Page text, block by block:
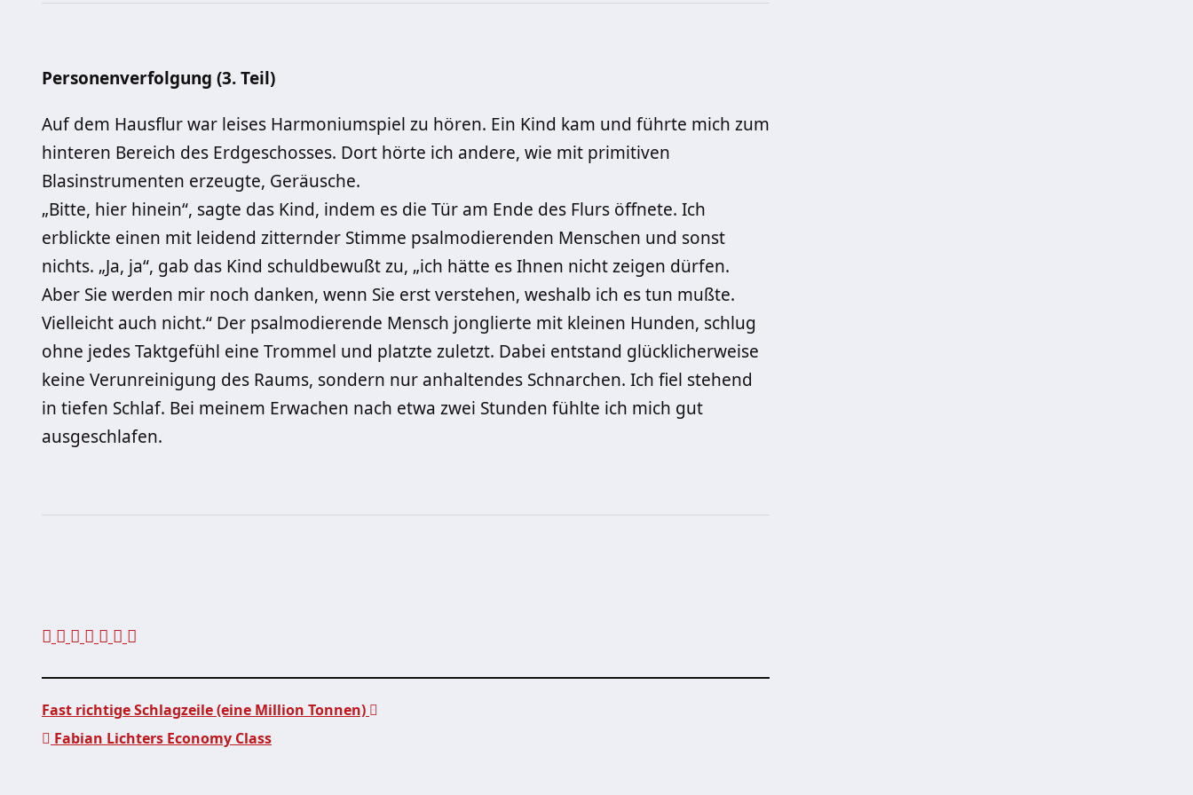
Personenverfolgung (3. Teil)
Auf dem Hausflur war leises Harmoniumspiel zu hören. Ein Kind kam und führte mich zum
hinteren Bereich des Erdgeschosses. Dort hörte ich andere, wie mit primitiven
Blasinstrumenten erzeugte, Geräusche.
„Bitte, hier hinein“, sagte das Kind, indem es die Tür am Ende des Flurs öffnete. Ich
erblickte einen mit leidend zitternder Stimme psalmodierenden Menschen und sonst
nichts. „Ja, ja“, gab das Kind schuldbewußt zu, „ich hätte es Ihnen nicht zeigen dürfen.
Aber Sie werden mir noch danken, wenn Sie erst verstehen, weshalb ich es tun mußte.
Vielleicht auch nicht.“ Der psalmodierende Mensch jonglierte mit kleinen Hunden, schlug
ohne jedes Taktgefühl eine Trommel und platzte zuletzt. Dabei entstand glücklicherweise
keine Verunreinigung des Raums, sondern nur anhaltendes Schnarchen. Ich fiel stehend
in tiefen Schlaf. Bei meinem Erwachen nach etwa zwei Stunden fühlte ich mich gut
ausgeschlafen.
Fast richtige Schlagzeile (eine Million Tonnen)
Fabian Lichters Economy Class